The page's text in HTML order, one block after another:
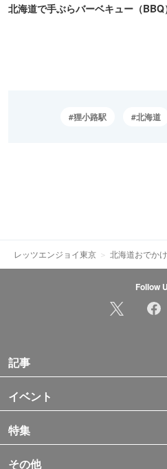
北海道で手ぶらバーベキュー（
狸小路駅 北海道
レッツエンジョイ東京 北海道おでかけ
Follow
記事
イベント
特集
その他